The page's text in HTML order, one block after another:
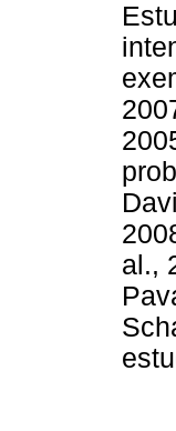
al.,